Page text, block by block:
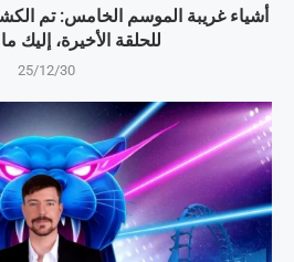
أشياء غريبة الموسم الخامس: تم
للحلقة الأخيرة، إليك
25/12/30